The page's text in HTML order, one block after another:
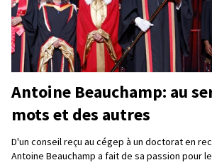
Antoine Beauchamp: au
mots et des autres
D'un conseil reçu au cégep à un doctorat en
Antoine Beauchamp a fait de sa passion pour